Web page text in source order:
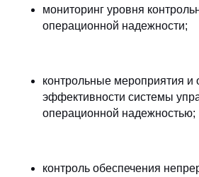
мониторинг уровня
операционной надежности;
контрольные мероприятия и
эффективности системы
операционной надежностью;
контроль обеспечения